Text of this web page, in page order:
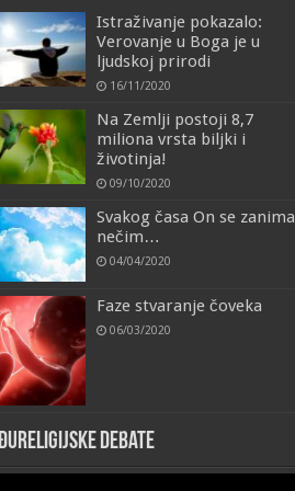
Istraživanje pokazalo:
Verovanje u Boga je u
ljudskoj prirodi
16/11/2020
Na Zemlji postoji 8,7
miliona vrsta biljki i
životinja!
09/10/2020
Svakog časa On se zanima
nečim…
04/04/2020
Faze stvaranje čoveka
06/03/2020
debate